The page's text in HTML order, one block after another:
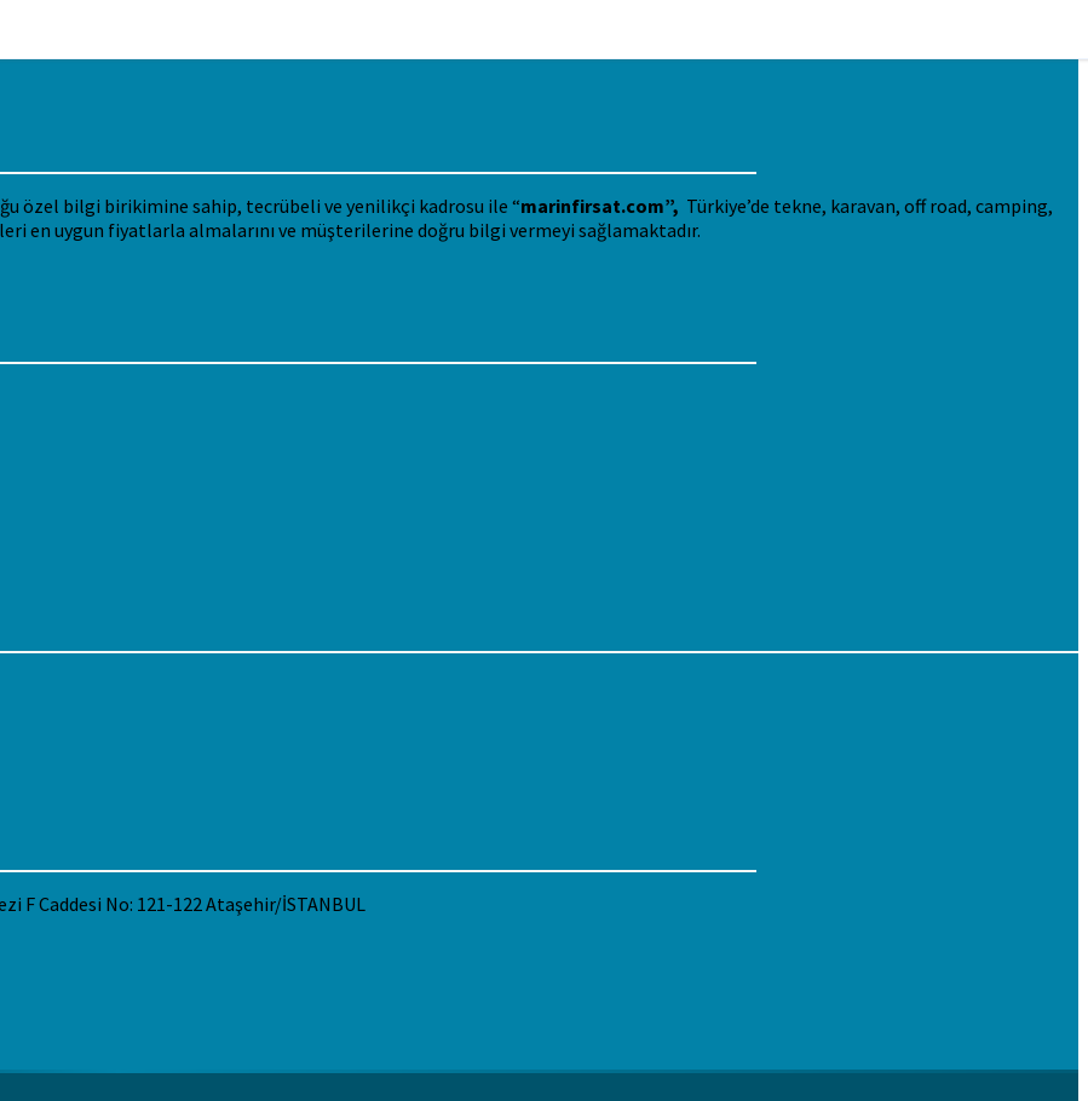
özel bilgi birikimine sahip, tecrübeli ve yenilikçi kadrosu ile “marinfirsat.com”, Türkiye’de tekne, karavan, off road, camping,
en uygun fiyatlarla almalarını ve müşterilerine doğru bilgi vermeyi sağlamaktadır.
F Caddesi No: 121-122 Ataşehir/İSTANBUL